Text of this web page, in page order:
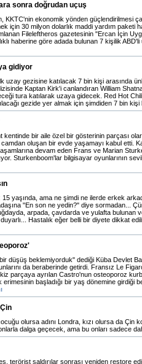
sonra doğrudan uçuş
KKTC'nin ekonomik yönden güçlendirilmesi
için 30 milyon dolarlık maddi yardım paketi
Fileleftheros gazetesinin "Ercan İçin
haberine göre adada bulunan 7 kişilik
gidiyor
uzay gezisine katılacak 7 bin kişi arasında
Kaptan Kirk'i canlandıran William
tura katılarak uzaya gidecek. Red Hot
gezide yer almak için şimdiden 7 bin kişi
kentinde bir aile özel bir gösterinin parçası
camdan oluşan bir evde yaşamayı kabul etti.
devam eden Frans ve Marian
Sturkenboom'lar bilgisayar oyunlarının
yaşında, ama ne şimdi ne ilerde erkek
"En son ne yedin?" diye sormadan...
arpada, çavdarda ve yulafta bulunan
duyarlı... Hastalık eğer belli bir diyete dikkat
düşüş beklemiyorduk" dediği Küba Devlet
da beraberinde getirdi. Fransız Le
parçaya ayrılan Castro'nun osteoporoz
başladığı bir yaş dönemine girdiği
olursa adını Londra, kızı olursa da Çin
dalga geçecek, ama bu onları sadece
terörist saldırılar sonrası yeniden restore